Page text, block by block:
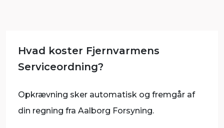
Hvad koster Fjernvarmens
Serviceordning?
Opkrævning sker automatisk og fremgår af
din regning fra Aalborg Forsyning.